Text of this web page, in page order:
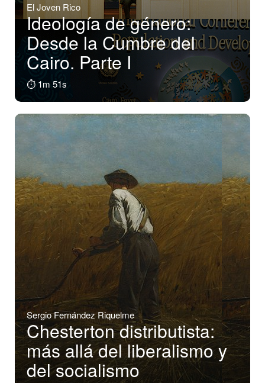
El Joven Rico
Ideología de género:
Desde la Cumbre del
Cairo. Parte I
⏱️ 1m 51s
Sergio Fernández Riquelme
Chesterton distributista:
más allá del liberalismo y
del socialismo